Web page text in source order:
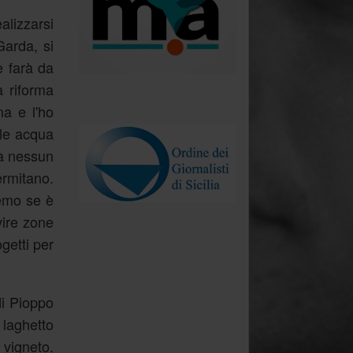
si
farà da
riforma
e l'ho
acqua
nessun
se è
zone
per
Pioppo